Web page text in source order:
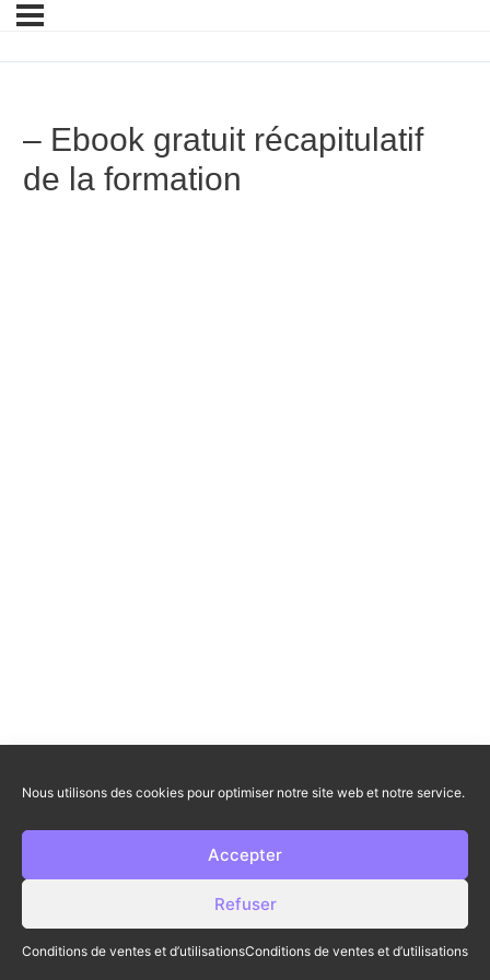
Nous utilisons des cookies pour optimiser notre site web et notre service.
Accepter
Refuser
Conditions de ventes et d’utilisationsConditions de ventes et d’utilisations
– Ebook gratuit récapitulatif
de la formation